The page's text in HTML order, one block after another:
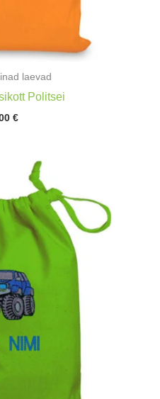
laevad
Politsei
€